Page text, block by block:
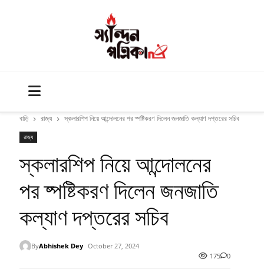
বাড়ি রাজ্য স্কলারশিপ নিয়ে আন্দোলনের পর ষ্পষ্টিকরণ দিলেন জনজাতি কল্যাণ দপ্তরের সচিব
রাজ্য
স্কলারশিপ নিয়ে আন্দোলনের
পর ষ্পষ্টিকরণ দিলেন জনজাতি
কল্যাণ দপ্তরের সচিব
ByAbhishek Dey October 27, 2024
175
0